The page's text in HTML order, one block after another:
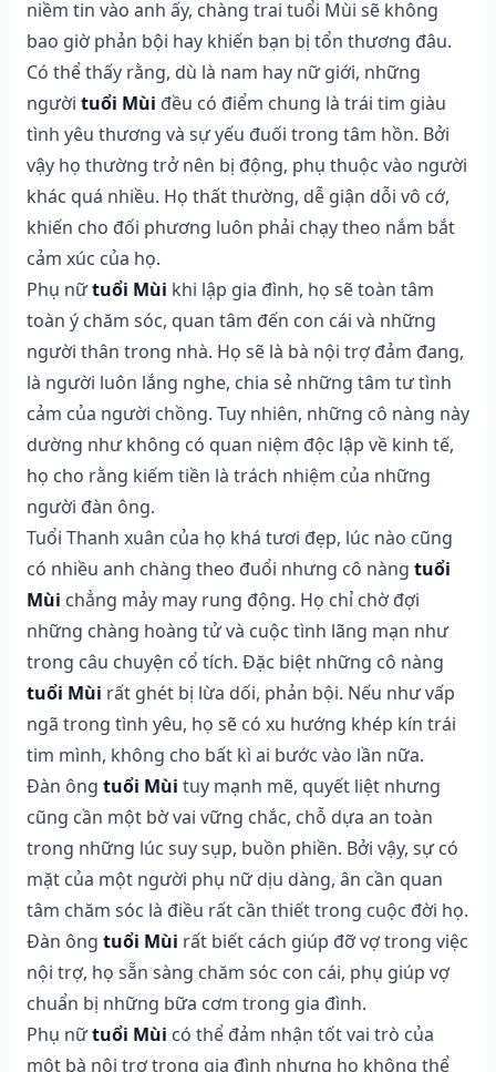
niềm tin vào anh ấy, chàng trai tuổi Mùi sẽ không
bao giờ phản bội hay khiến bạn bị tổn thương đâu.
Có thể thấy rằng, dù là nam hay nữ giới, những
người tuổi Mùi đều có điểm chung là trái tim giàu
tình yêu thương và sự yếu đuối trong tâm hồn. Bởi
vậy họ thường trở nên bị động, phụ thuộc vào người
khác quá nhiều. Họ thất thường, dễ giận dỗi vô cớ,
khiến cho đối phương luôn phải chạy theo nắm bắt
cảm xúc của họ.
Phụ nữtuổi Mùi khi lập gia đình, họ sẽ toàn tâm
toàn ý chăm sóc, quan tâm đến con cái và những
người thân trong nhà. Họ sẽ là bà nội trợ đảm đang,
là người luôn lắng nghe, chia sẻ những tâm tư tình
cảm của người chồng. Tuy nhiên, những cô nàng này
dường như không có quan niệm độc lập về kinh tế,
họ cho rằng kiếm tiền là trách nhiệm của những
người đàn ông.
Tuổi Thanh xuân của họ khá tươi đẹp, lúc nào cũng
có nhiều anh chàng theo đuổi nhưng cô nàng tuổi
Mùi chẳng mảy may rung động. Họ chỉ chờ đợi
những chàng hoàng tử và cuộc tình lãng mạn như
trong câu chuyện cổ tích. Đặc biệt những cô nàng
tuổi Mùi rất ghét bị lừa dối, phản bội. Nếu như vấp
ngã trong tình yêu, họ sẽ có xu hướng khép kín trái
tim mình, không cho bất kì ai bước vào lần nữa.
Đàn ông tuổi Mùi tuy mạnh mẽ, quyết liệt nhưng
cũng cần một bờ vai vững chắc, chỗ dựa an toàn
trong những lúc suy sụp, buồn phiền. Bởi vậy, sự có
mặt của một người phụ nữ dịu dàng, ân cần quan
tâm chăm sóc là điều rất cần thiết trong cuộc đời họ.
Đàn ông tuổi Mùi rất biết cách giúp đỡ vợ trong việc
nội trợ, họ sẵn sàng chăm sóc con cái, phụ giúp vợ
chuẩn bị những bữa cơm trong gia đình.
Phụ nữtuổi Mùi có thể đảm nhận tốt vai trò của
một bà nội trợ trong gia đình nhưng họ không thể